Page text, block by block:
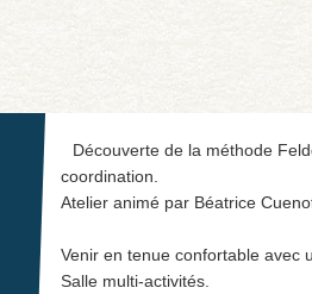
Découverte de la méthode
coordination.
Atelier animé par Béatrice
Venir en tenue confortable avec
Salle multi-activités.